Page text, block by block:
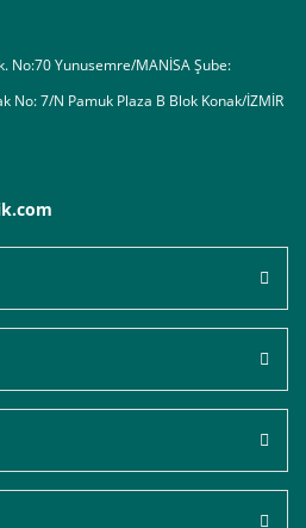
No:70 Yunusemre/MANİSA Şube:
No: 7/N Pamuk Plaza B Blok Konak/İZMİR